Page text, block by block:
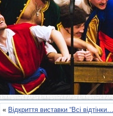
« Відкриття виставки “Всі